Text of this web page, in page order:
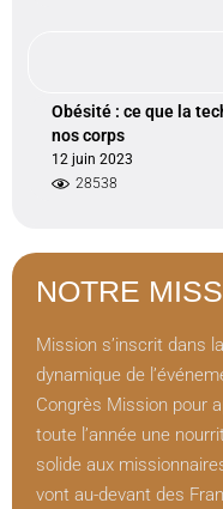
Obésité : ce que la
nos corps
12 juin 2023
28538
NOTRE
Mission s’inscrit dans la
dynamique de
Congrès Mission pour
toute l’année une
solide aux
vont au-devant des